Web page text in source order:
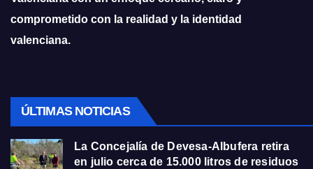
comprometido con la realidad y la identidad
valenciana.
ÚLTIMAS NOTICIAS
La Concejalía de Devesa-Albufera retira
en julio cerca de 15.000 litros de residuos